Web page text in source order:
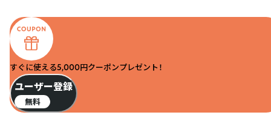
すぐに使える5,000円クーポンプレゼント！
ユーザー登録
無料